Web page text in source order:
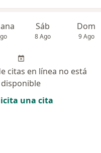
Sáb
8 Ago
Dom
9 Ago
citas en línea no está
disponible
una cita